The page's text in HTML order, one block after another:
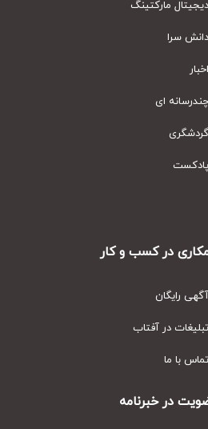
مارکتینگ
سرا
ای
در کسب و کار
رایگان
در آفتاب
با ما
در خبرنامه